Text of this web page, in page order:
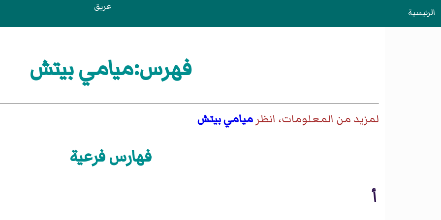
الرئيسية عريق
فهرس:ميامي بيتش
لمزيد من المعلومات، انظرميامي بيتش
فهارس فرعية
أ